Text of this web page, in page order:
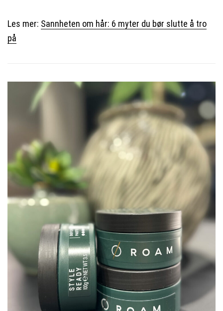
Les mer: Sannheten om hår: 6 myter du bør slutte å tro
på